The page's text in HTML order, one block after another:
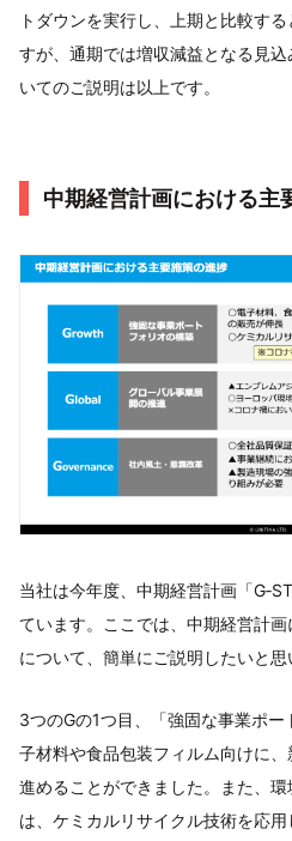
トダウンを実行し、上期と比較す
すが、通期では増収減益となる見
いてのご説明は以上です。
中期経営計画における主
当社は今年度、中期経営計画「
ています。ここでは、中期経営計
について、簡単にご説明したいと思
3つのGの1つ目、「強固な事業ポ
子材料や食品包装フィルム向けに
進めることができました。また、
は、ケミカルリサイクル技術を応